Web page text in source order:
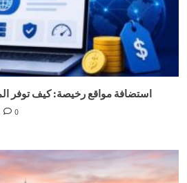
استضافة مواقع رخيصة: كيف توفر
0